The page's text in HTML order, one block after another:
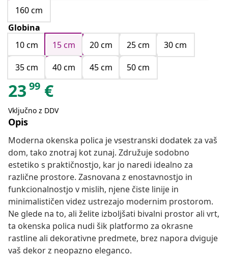
160 cm
Globina
10 cm
15 cm 20 cm 25 cm
30 cm
35 cm
40 cm 45 cm 50 cm
23 99 €
Vključno z DDV
Opis
Moderna okenska polica je vsestranski dodatek za vaš
dom, tako znotraj kot zunaj. Združuje sodobno
estetiko s praktičnostjo, kar jo naredi idealno za
različne prostore. Zasnovana z enostavnostjo in
funkcionalnostjo v mislih, njene čiste linije in
minimalističen videz ustrezajo modernim prostorom.
Ne glede na to, ali želite izboljšati bivalni prostor ali vrt,
ta okenska polica nudi šik platformo za okrasne
rastline ali dekorativne predmete, brez napora dviguje
vaš dekor z neopazno eleganco.